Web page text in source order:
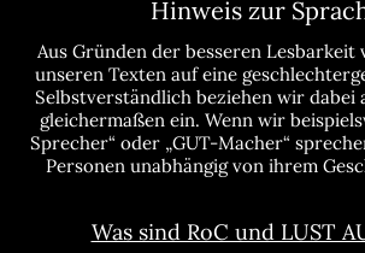
Hinweis zur
Aus Gründen der besseren
unseren Texten auf eine
Selbstverständlich beziehen wir dabei
gleichermaßen ein. Wenn wir
Sprecher“ oder „GUT-Macher“
Personen unabhängig von ihrem
Was sind RoC und LUST